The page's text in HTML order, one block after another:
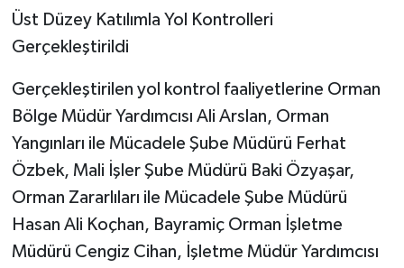
Üst Düzey Katılımla Yol Kontrolleri
Gerçekleştirildi
Gerçekleştirilen yol kontrol faaliyetlerine Orman
Bölge Müdür Yardımcısı Ali Arslan, Orman
Yangınları ile Mücadele Şube Müdürü Ferhat
Özbek, Mali İşler Şube Müdürü Baki Özyaşar,
Orman Zararlıları ile Mücadele Şube Müdürü
Hasan Ali Koçhan, Bayramiç Orman İşletme
Müdürü Cengiz Cihan, İşletme Müdür Yardımcısı